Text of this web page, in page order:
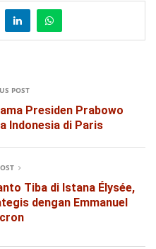
POST
Presiden Prabowo
Indonesia di Paris
Tiba di Istana Élysée,
dengan Emmanuel